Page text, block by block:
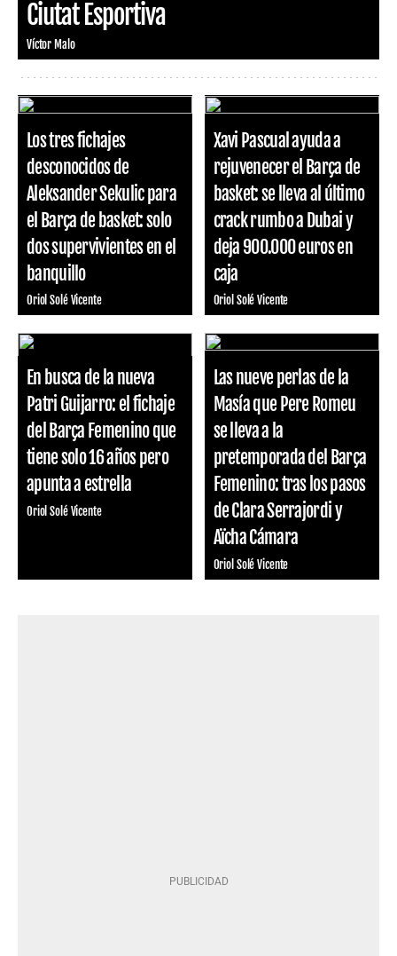
Ciutat Esportiva
Víctor Malo
Los tres fichajes
desconocidos de
Aleksander Sekulic para
el Barça de basket: solo
dos supervivientes en el
banquillo
Oriol Solé Vicente
Xavi Pascual ayuda a
rejuvenecer el Barça de
basket: se lleva al último
crack rumbo a Dubai y
deja 900.000 euros en
caja
Oriol Solé Vicente
En busca de la nueva
Patri Guijarro: el fichaje
del Barça Femenino que
tiene solo 16 años pero
apunta a estrella
Oriol Solé Vicente
Las nueve perlas de la
Masía que Pere Romeu
se lleva a la
pretemporada del Barça
Femenino: tras los pasos
de Clara Serrajordi y
Aïcha Cámara
Oriol Solé Vicente